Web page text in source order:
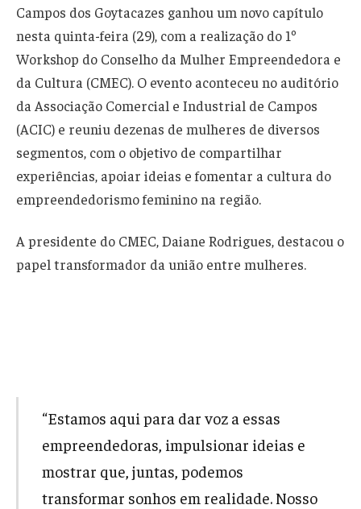
Campos dos Goytacazes ganhou um novo capítulo
nesta quinta-feira (29), com a realização do 1º
Workshop do Conselho da Mulher Empreendedora e
da Cultura (CMEC). O evento aconteceu no auditório
da Associação Comercial e Industrial de Campos
(ACIC) e reuniu dezenas de mulheres de diversos
segmentos, com o objetivo de compartilhar
experiências, apoiar ideias e fomentar a cultura do
empreendedorismo feminino na região.
A presidente do CMEC, Daiane Rodrigues, destacou o
papel transformador da união entre mulheres.
“Estamos aqui para dar voz a essas
empreendedoras, impulsionar ideias e
mostrar que, juntas, podemos
transformar sonhos em realidade. Nosso